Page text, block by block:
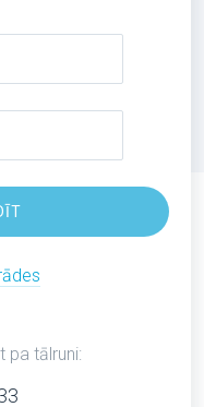
pa tālruni: